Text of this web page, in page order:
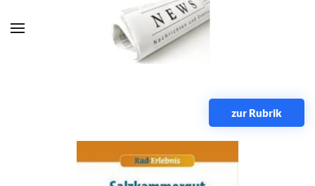
Zum Hauptinhalt springen
zur Rubrik